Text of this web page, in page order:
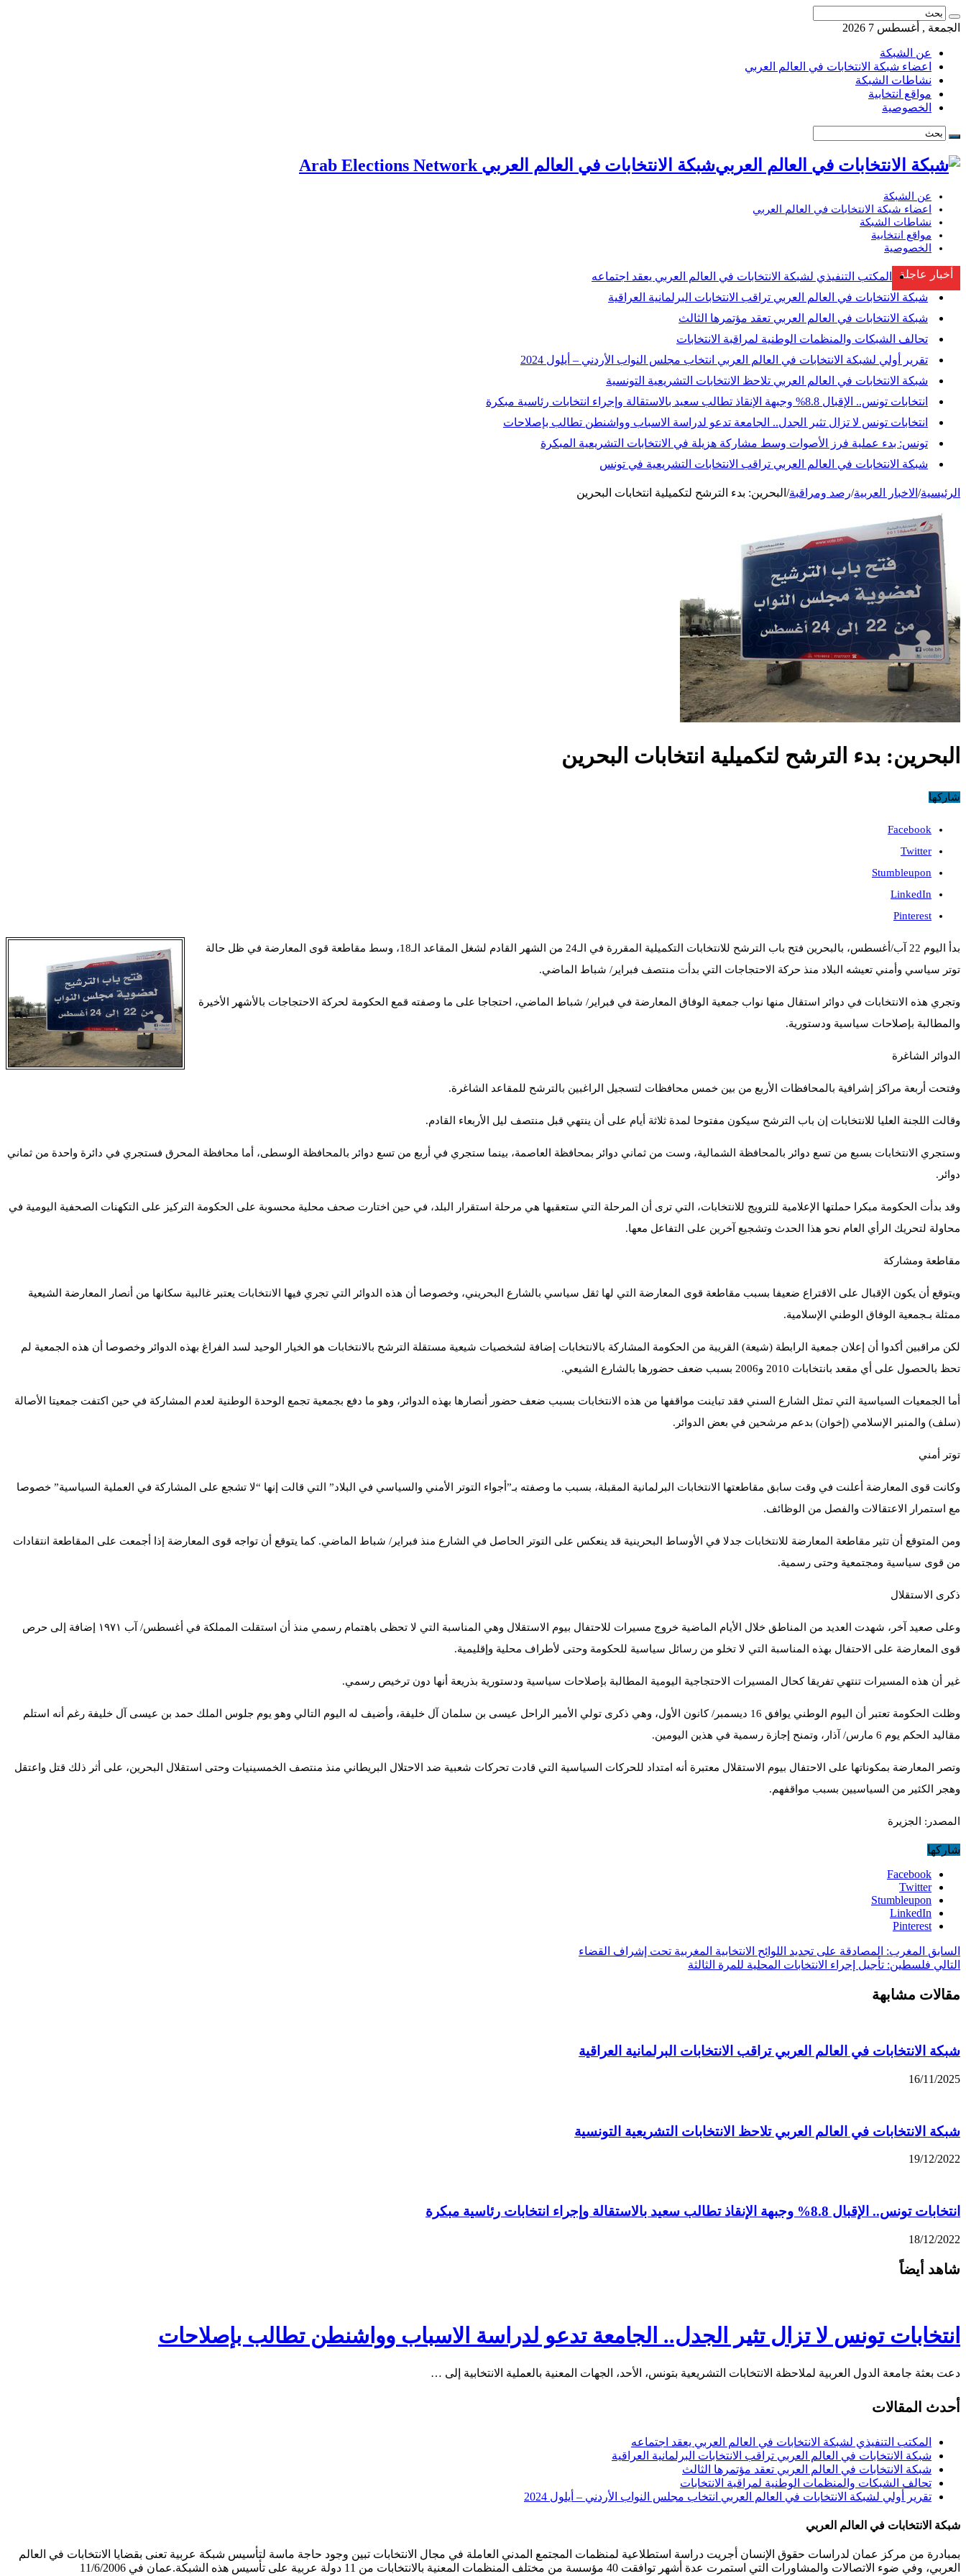
الجمعة , أغسطس 7 2026
عن الشبكة
اعضاء شبكة الانتخابات في العالم العربي
نشاطات الشبكة
مواقع انتخابية
الخصوصية
شبكة الانتخابات في العالم العربي Arab Elections Network
عن الشبكة
اعضاء شبكة الانتخابات في العالم العربي
نشاطات الشبكة
مواقع انتخابية
الخصوصية
أخبار عاجلة
المكتب التنفيذي لشبكة الانتخابات في العالم العربي يعقد اجتماعه
شبكة الانتخابات في العالم العربي تراقب الانتخابات البرلمانية العراقية
شبكة الانتخابات في العالم العربي تعقد مؤتمرها الثالث
تحالف الشبكات والمنظمات الوطنية لمراقبة الانتخابات
تقرير أولي لشبكة الانتخابات في العالم العربي انتخاب مجلس النواب الأردني – أيلول 2024
شبكة الانتخابات في العالم العربي تلاحظ الانتخابات التشريعية التونسية
انتخابات تونس.. الإقبال 8.8% وجبهة الإنقاذ تطالب سعيد بالاستقالة وإجراء انتخابات رئاسية مبكرة
انتخابات تونس لا تزال تثير الجدل.. الجامعة تدعو لدراسة الاسباب وواشنطن تطالب بإصلاحات
تونس: بدء عملية فرز الأصوات وسط مشاركة هزيلة في الانتخابات التشريعية المبكرة
شبكة الانتخابات في العالم العربي تراقب الانتخابات التشريعية في تونس
الرئيسية/ الاخبار العربية/رصد ومراقبة/ البحرين: بدء الترشح لتكميلية انتخابات البحرين
البحرين: بدء الترشح لتكميلية انتخابات البحرين
شاركها
Facebook
Twitter
Stumbleupon
LinkedIn
Pinterest
بدأ اليوم 22 آب/أغسطس، بالبحرين فتح باب الترشح للانتخابات التكميلية المقررة في الـ24 من الشهر القادم لشغل المقاعد الـ18، وسط مقاطعة قوى المعارضة في ظل حالة
توتر سياسي وأمني تعيشه البلاد منذ حركة الاحتجاجات التي بدأت منتصف فبراير/ شباط الماضي.
وتجري هذه الانتخابات في دوائر استقال منها نواب جمعية الوفاق المعارضة في فبراير/ شباط الماضي، احتجاجا على ما وصفته قمع الحكومة لحركة الاحتجاجات بالأشهر الأخيرة
والمطالبة بإصلاحات سياسية ودستورية.
الدوائر الشاغرة
وفتحت أربعة مراكز إشرافية بالمحافظات الأربع من بين خمس محافظات لتسجيل الراغبين بالترشح للمقاعد الشاغرة.
وقالت اللجنة العليا للانتخابات إن باب الترشح سيكون مفتوحا لمدة ثلاثة أيام على أن ينتهي قبل منتصف ليل الأربعاء القادم.
وستجري الانتخابات بسبع من تسع دوائر بالمحافظة الشمالية، وست من ثماني دوائر بمحافظة العاصمة، بينما ستجري في أربع من تسع دوائر بالمحافظة الوسطى، أما محافظة المحرق فستجري في دائرة واحدة من ثماني
دوائر.
وقد بدأت الحكومة مبكرا حملتها الإعلامية للترويج للانتخابات، التي ترى أن المرحلة التي ستعقبها هي مرحلة استقرار البلد، في حين اختارت صحف محلية محسوبة على الحكومة التركيز على التكهنات الصحفية اليومية في
محاولة لتحريك الرأي العام نحو هذا الحدث وتشجيع آخرين على التفاعل معها.
مقاطعة ومشاركة
ويتوقع أن يكون الإقبال على الاقتراع ضعيفا بسبب مقاطعة قوى المعارضة التي لها ثقل سياسي بالشارع البحريني، وخصوصا أن هذه الدوائر التي تجري فيها الانتخابات يعتبر غالبية سكانها من أنصار المعارضة الشيعية
ممثلة بـجمعية الوفاق الوطني الإسلامية.
لكن مراقبين أكدوا أن إعلان جمعية الرابطة (شيعة) القريبة من الحكومة المشاركة بالانتخابات إضافة لشخصيات شيعية مستقلة الترشح بالانتخابات هو الخيار الوحيد لسد الفراغ بهذه الدوائر وخصوصا أن هذه الجمعية لم
تحظ بالحصول على أي مقعد بانتخابات 2010 و2006 بسبب ضعف حضورها بالشارع الشيعي.
أما الجمعيات السياسية التي تمثل الشارع السني فقد تباينت مواقفها من هذه الانتخابات بسبب ضعف حضور أنصارها بهذه الدوائر، وهو ما دفع بجمعية تجمع الوحدة الوطنية لعدم المشاركة في حين اكتفت جمعيتا الأصالة
(سلف) والمنبر الإسلامي (إخوان) بدعم مرشحين في بعض الدوائر.
توتر أمني
وكانت قوى المعارضة أعلنت في وقت سابق مقاطعتها الانتخابات البرلمانية المقبلة، بسبب ما وصفته بـ”أجواء التوتر الأمني والسياسي في البلاد” التي قالت إنها “لا تشجع على المشاركة في العملية السياسية” خصوصا
مع استمرار الاعتقالات والفصل من الوظائف.
ومن المتوقع أن تثير مقاطعة المعارضة للانتخابات جدلا في الأوساط البحرينية قد ينعكس على التوتر الحاصل في الشارع منذ فبراير/ شباط الماضي. كما يتوقع أن تواجه قوى المعارضة إذا أجمعت على المقاطعة انتقادات
من قوى سياسية ومجتمعية وحتى رسمية.
ذكرى الاستقلال
وعلى صعيد آخر، شهدت العديد من المناطق خلال الأيام الماضية خروج مسيرات للاحتفال بيوم الاستقلال وهي المناسبة التي لا تحظى باهتمام رسمي منذ أن استقلت المملكة في أغسطس/ آب ١٩٧١ إضافة إلى حرص
قوى المعارضة على الاحتفال بهذه المناسبة التي لا تخلو من رسائل سياسية للحكومة وحتى لأطراف محلية وإقليمية.
غير أن هذه المسيرات تنتهي تفريقا كحال المسيرات الاحتجاجية اليومية المطالبة بإصلاحات سياسية ودستورية بذريعة أنها دون ترخيص رسمي.
وظلت الحكومة تعتبر أن اليوم الوطني يوافق 16 ديسمبر/ كانون الأول، وهي ذكرى تولي الأمير الراحل عيسى بن سلمان آل خليفة، وأضيف له اليوم التالي وهو يوم جلوس الملك حمد بن عيسى آل خليفة رغم أنه استلم
مقاليد الحكم يوم 6 مارس/ آذار، وتمنح إجازة رسمية في هذين اليومين.
وتصر المعارضة بمكوناتها على الاحتفال بيوم الاستقلال معتبرة أنه امتداد للحركات السياسية التي قادت تحركات شعبية ضد الاحتلال البريطاني منذ منتصف الخمسينيات وحتى استقلال البحرين، على أثر ذلك قتل واعتقل
وهجر الكثير من السياسيين بسبب مواقفهم.
المصدر: الجزيرة
شاركها
Facebook
Twitter
Stumbleupon
LinkedIn
Pinterest
السابق المغرب: المصادقة على تجديد اللوائح الانتخابية المغربية تحت إشراف القضاء
التالي فلسطين: تأجيل إجراء الانتخابات المحلية للمرة الثالثة
مقالات مشابهة
شبكة الانتخابات في العالم العربي تراقب الانتخابات البرلمانية العراقية
16/11/2025
شبكة الانتخابات في العالم العربي تلاحظ الانتخابات التشريعية التونسية
19/12/2022
انتخابات تونس.. الإقبال 8.8% وجبهة الإنقاذ تطالب سعيد بالاستقالة وإجراء انتخابات رئاسية مبكرة
18/12/2022
شاهد أيضاً
انتخابات تونس لا تزال تثير الجدل.. الجامعة تدعو لدراسة الاسباب وواشنطن تطالب بإصلاحات
دعت بعثة جامعة الدول العربية لملاحظة الانتخابات التشريعية بتونس، الأحد، الجهات المعنية بالعملية الانتخابية إلى …
أحدث المقالات
المكتب التنفيذي لشبكة الانتخابات في العالم العربي يعقد اجتماعه
شبكة الانتخابات في العالم العربي تراقب الانتخابات البرلمانية العراقية
شبكة الانتخابات في العالم العربي تعقد مؤتمرها الثالث
تحالف الشبكات والمنظمات الوطنية لمراقبة الانتخابات
تقرير أولي لشبكة الانتخابات في العالم العربي انتخاب مجلس النواب الأردني – أيلول 2024
شبكة الانتخابات في العالم العربي
بمبادرة من مركز عمان لدراسات حقوق الإنسان أجريت دراسة استطلاعية لمنظمات المجتمع المدني العاملة في مجال الانتخابات تبين وجود حاجة ماسة لتأسيس شبكة عربية تعنى بقضايا الانتخابات في العالم
العربي، وفي ضوء الاتصالات والمشاورات التي استمرت عدة أشهر توافقت 40 مؤسسة من مختلف المنظمات المعنية بالانتخابات من 11 دولة عربية على تأسيس هذه الشبكة.عمان في 11/6/2006